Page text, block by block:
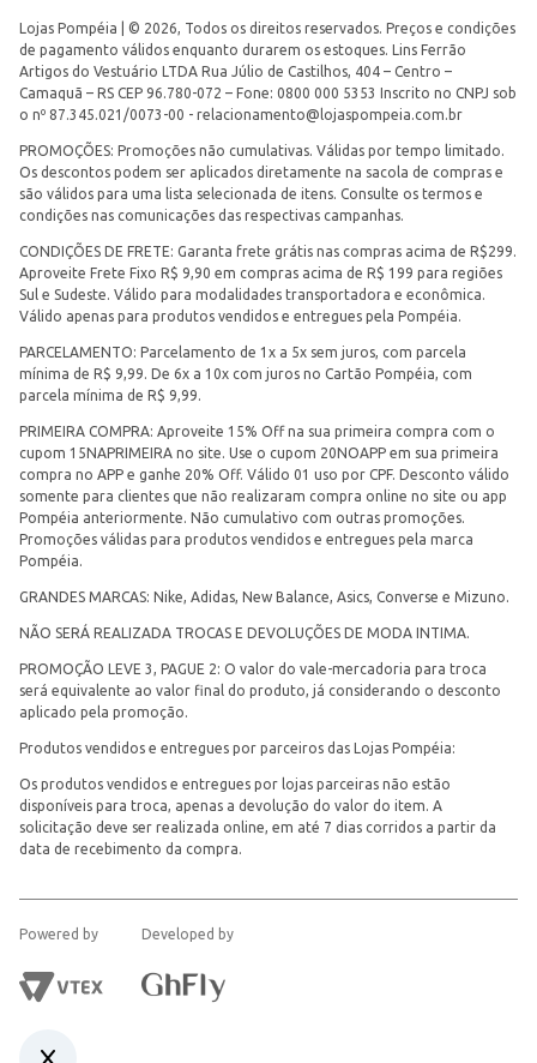
Lojas Pompéia | © 2026, Todos os direitos reservados. Preços e condições
de pagamento válidos enquanto durarem os estoques. Lins Ferrão
Artigos do Vestuário LTDA Rua Júlio de Castilhos, 404 – Centro –
Camaquã – RS CEP 96.780-072 – Fone: 0800 000 5353 Inscrito no CNPJ sob
o nº 87.345.021/0073-00 - relacionamento@lojaspompeia.com.br
PROMOÇÕES: Promoções não cumulativas. Válidas por tempo limitado.
Os descontos podem ser aplicados diretamente na sacola de compras e
são válidos para uma lista selecionada de itens. Consulte os termos e
condições nas comunicações das respectivas campanhas.
CONDIÇÕES DE FRETE: Garanta frete grátis nas compras acima de R$299.
Aproveite Frete Fixo R$ 9,90 em compras acima de R$ 199 para regiões
Sul e Sudeste. Válido para modalidades transportadora e econômica.
Válido apenas para produtos vendidos e entregues pela Pompéia.
PARCELAMENTO: Parcelamento de 1x a 5x sem juros, com parcela
mínima de R$ 9,99. De 6x a 10x com juros no Cartão Pompéia, com
parcela mínima de R$ 9,99.
PRIMEIRA COMPRA: Aproveite 15% Off na sua primeira compra com o
cupom 15NAPRIMEIRA no site. Use o cupom 20NOAPP em sua primeira
compra no APP e ganhe 20% Off. Válido 01 uso por CPF. Desconto válido
somente para clientes que não realizaram compra online no site ou app
Pompéia anteriormente. Não cumulativo com outras promoções.
Promoções válidas para produtos vendidos e entregues pela marca
Pompéia.
GRANDES MARCAS: Nike, Adidas, New Balance, Asics, Converse e Mizuno.
NÃO SERÁ REALIZADA TROCAS E DEVOLUÇÕES DE MODA INTIMA.
PROMOÇÃO LEVE 3, PAGUE 2: O valor do vale-mercadoria para troca
será equivalente ao valor final do produto, já considerando o desconto
aplicado pela promoção.
Produtos vendidos e entregues por parceiros das Lojas Pompéia:
Os produtos vendidos e entregues por lojas parceiras não estão
disponíveis para troca, apenas a devolução do valor do item. A
solicitação deve ser realizada online, em até 7 dias corridos a partir da
data de recebimento da compra.
Powered by Developed by